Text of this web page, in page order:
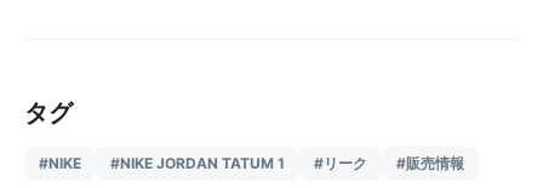
タグ
#NIKE #NIKE JORDAN TATUM 1 #リーク #販売情報